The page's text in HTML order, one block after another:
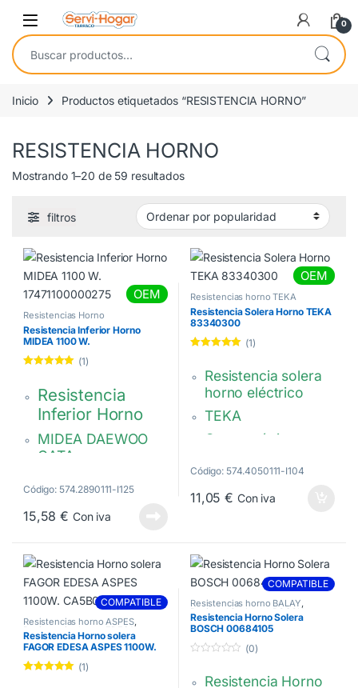
Saltar a navegación
saltar al contenido
Open 0
Buscar por:
Inicio Productos etiquetados “RESISTENCIA HORNO”
RESISTENCIA HORNO
Mostrando 1–20 de 59 resultadosOrdenado por popularidad
filtros
OEM
Resistencias Horno
Resistencia Inferior Horno
MIDEA 1100 W.
(1)
Resistencia
Inferior Horno
MIDEA DAEWOO
CATA
ancho: 248mm,
Brida longitud:
17471100000275,
17471100001480
Código: 574.2890111-I125
15,58€ Con iva
OEM
Resistencias horno TEKA
Resistencia Solera Horno TEKA
83340300
(1)
Resistencia solera
horno eléctrico
TEKA
Características:
Modelos compatibles:
HBB435, HBB490,
83340300
Código: 574.4050111-I104
11,05€ Con iva
COMPATIBLE
Resistencias horno ASPES,
Resistencias horno EDESA,
Resistencias horno FAGOR
Resistencia Horno solera
FAGOR EDESA ASPES 1100W.
CA5B002A0
(1)
COMPATIBLE
Resistencias horno BALAY,
Resistencias horno BOSCH
Resistencias horno SIEMENS
Resistencia Horno Solera
BOSCH 00684105
e
(0)
Resistencia Horno